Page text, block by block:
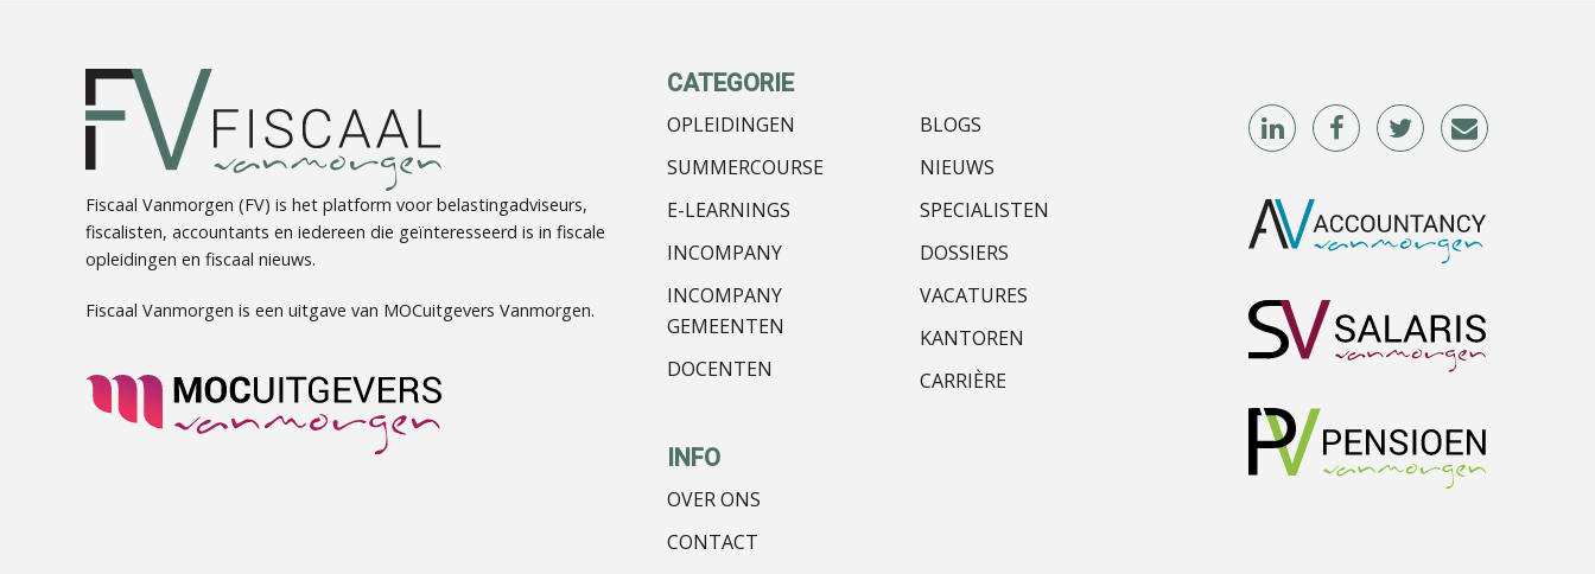
Martijn Bedaux
Fiscaal Vanmorgen (FV) is het platform voor belastingadviseurs,
fiscalisten, accountants en iedereen die geïnteresseerd is in fiscale
opleidingen en fiscaal nieuws.
Fiscaal Vanmorgen is een uitgave van MOCuitgevers Vanmorgen.
CATEGORIE
OPLEIDINGEN
SUMMERCOURSE
E-LEARNINGS
INCOMPANY
INCOMPANY
GEMEENTEN
DOCENTEN
BLOGS
NIEUWS
SPECIALISTEN
DOSSIERS
VACATURES
KANTOREN
CARRIÈRE
INFO
OVER ONS
CONTACT